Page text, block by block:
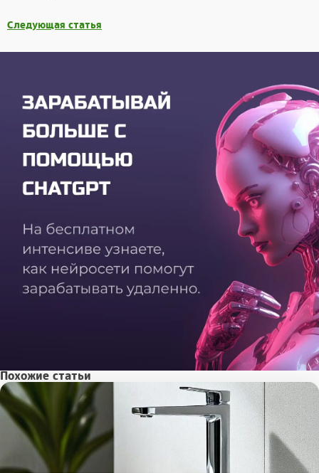
Следующая статья
Похожие статьи